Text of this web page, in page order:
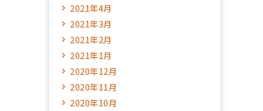
2021年4月
2021年3月
2021年2月
2021年1月
2020年12月
2020年11月
2020年10月